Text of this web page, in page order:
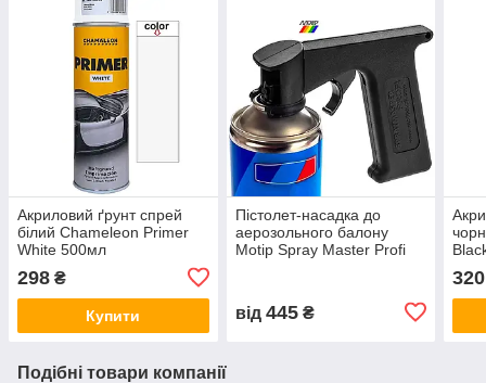
Акриловий ґрунт спрей
білий Chameleon Primer
White 500мл
298 ₴
Купити
Пістолет-насадка до
аерозольного балону
Motip Spray Master Profi
від 445₴
320
Подібні товари компанії